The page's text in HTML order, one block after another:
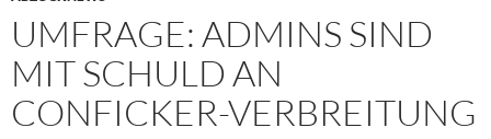
UMFRAGE: ADMINS SIND
MIT SCHULD AN
CONFICKER-VERBREITUNG